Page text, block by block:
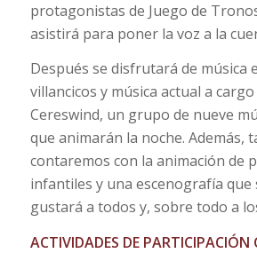
protagonistas de Juego de
asistirá para poner la voz a la
Después se disfrutará de música
villancicos y música actual a
Cereswind, un grupo de nueve
que animarán la noche. Además,
contaremos con la animación de
infantiles y una escenografía que
gustará a todos y, sobre todo a
ACTIVIDADES DE PARTICIPACIÓN